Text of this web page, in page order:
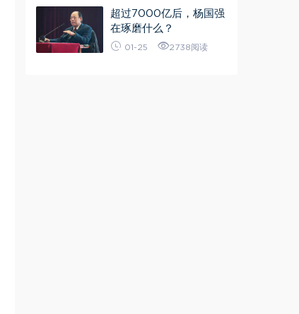
超过7000亿后，杨国强
在琢磨什么？
01-25 2738阅读